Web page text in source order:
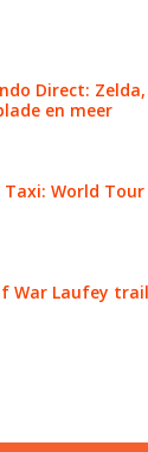
Direct:
en meer
Taxi: World
War Laufey